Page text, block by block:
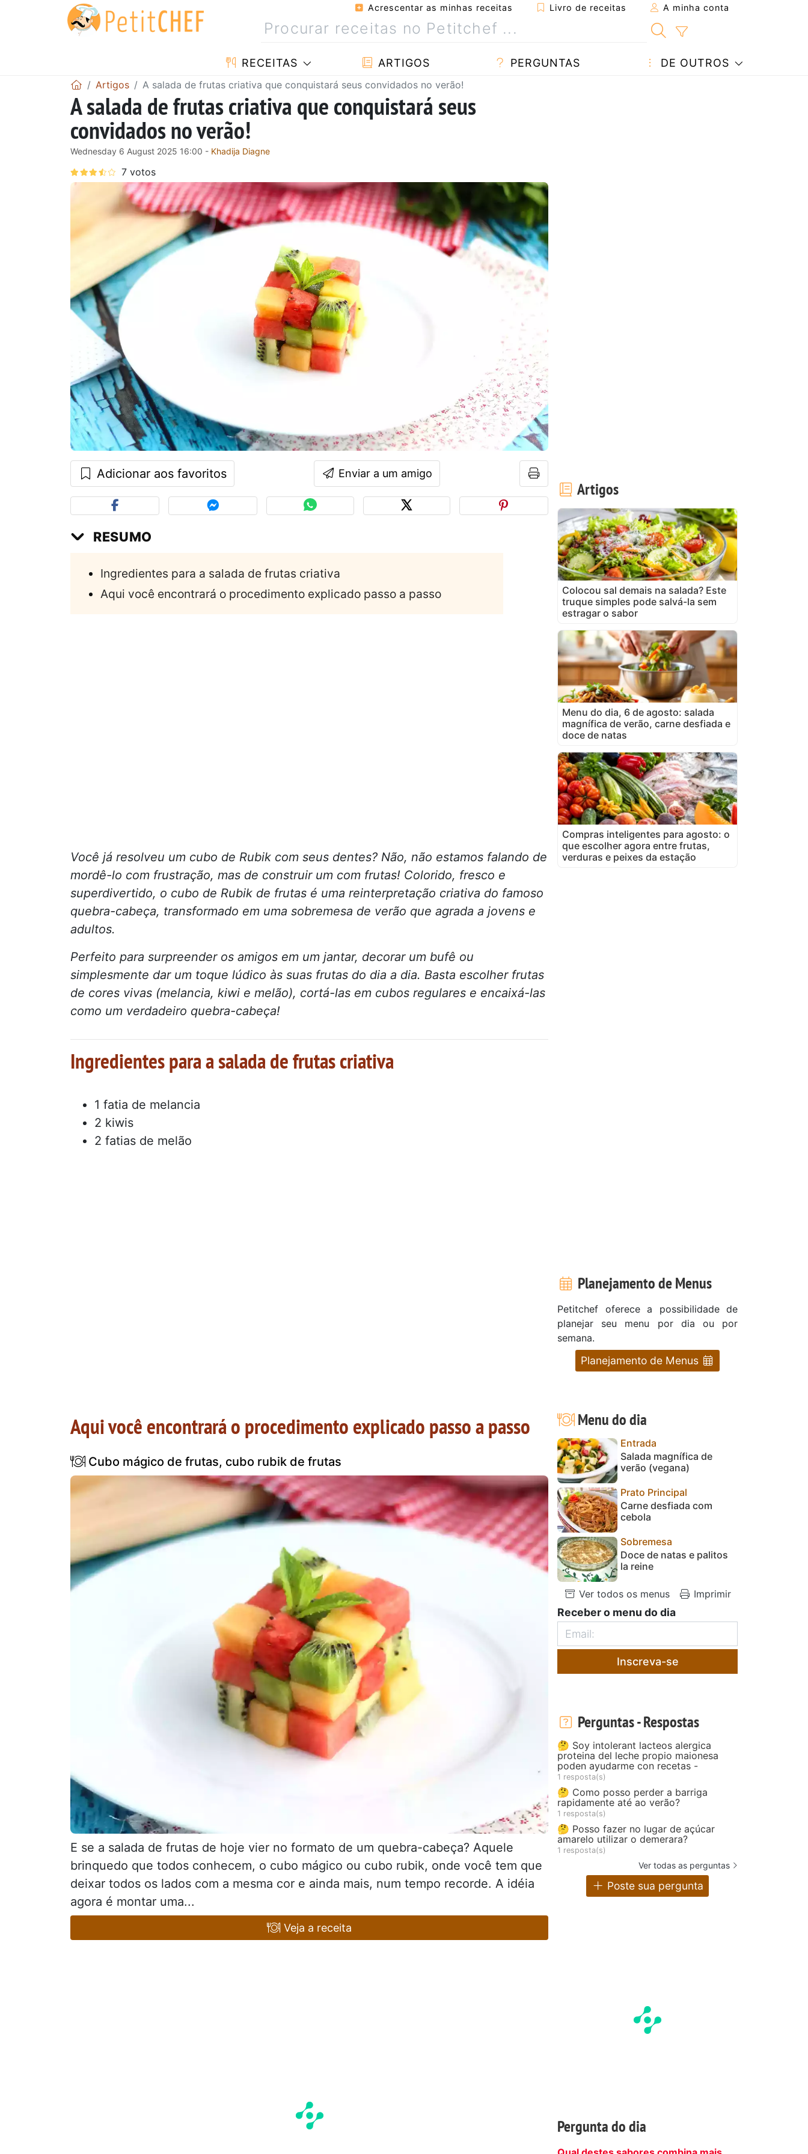
Acrescentar as minhas receitas Livro de receitas A minha conta
RECEITAS ARTIGOS PERGUNTAS DE OUTROS
Artigos A salada de frutas criativa que conquistará seus convidados no verão!
A salada de frutas criativa que conquistará seus
convidados no verão!
Wednesday 6 August 2025 16:00 - Khadija Diagne
Adicionar aos favoritos Enviar a um amigo
RESUMO
Ingredientes para a salada de frutas criativa
Aqui você encontrará o procedimento explicado passo a passo
Você já resolveu um cubo de Rubik com seus dentes? Não, não estamos falando de
mordê-lo com frustração, mas de construir um com frutas! Colorido, fresco e
superdivertido, o cubo de Rubik de frutas é uma reinterpretação criativa do famoso
quebra-cabeça, transformado em uma sobremesa de verão que agrada a jovens e
adultos.
Perfeito para surpreender os amigos em um jantar, decorar um bufê ou
simplesmente dar um toque lúdico às suas frutas do dia a dia. Basta escolher frutas
de cores vivas (melancia, kiwi e melão), cortá-las em cubos regulares e encaixá-las
como um verdadeiro quebra-cabeça!
Ingredientes para a salada de frutas criativa
1 fatia de melancia
2 kiwis
2 fatias de melão
Aqui você encontrará o procedimento explicado passo a passo
Cubo mágico de frutas, cubo rubik de frutas
E se a salada de frutas de hoje vier no formato de um quebra-cabeça? Aquele
brinquedo que todos conhecem, o cubo mágico ou cubo rubik, onde você tem que
deixar todos os lados com a mesma cor e ainda mais, num tempo recorde. A idéia
agora é montar uma...
Veja a receita
Artigos
Colocou sal demais na salada? Este
truque simples pode salvá-la sem
estragar o sabor
Menu do dia, 6 de agosto: salada
magnífica de verão, carne desfiada e
doce de natas
Compras inteligentes para agosto: o
que escolher agora entre frutas,
verduras e peixes da estação
Planejamento de Menus
Petitchef oferece a possibilidade de
planejar seu menu por dia ou por
semana.
Planejamento de Menus
Menu do dia
Entrada
Salada magnífica de
verão (vegana)
Prato Principal
Carne desfiada com
cebola
Sobremesa
Doce de natas e palitos
la reine
Ver todos os menus Imprimir
Receber o menu do dia
Inscreva-se
Perguntas - Respostas
🤔 Soy intolerant lacteos alergica
proteina del leche propio maionesa
poden ayudarme con recetas -
1 resposta(s)
🤔 Como posso perder a barriga
rapidamente até ao verão?
1 resposta(s)
🤔 Posso fazer no lugar de açúcar
amarelo utilizar o demerara?
1 resposta(s)
Ver todas as perguntas
Poste sua pergunta
Pergunta do dia